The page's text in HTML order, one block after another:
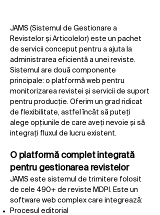
JAMS (Sistemul de Gestionare a
Revistelor și Articolelor) este un pachet
de servicii conceput pentru a ajuta la
administrarea eficientă a unei reviste.
Sistemul are două componente
principale: o platformă web pentru
monitorizarea revistei și servicii de suport
pentru producție. Oferim un grad ridicat
de flexibilitate, astfel încât să puteți
alege opțiunile de care aveți nevoie și să
integrați fluxul de lucru existent.
O platformă complet integrată
pentru gestionarea revistelor
JAMS este sistemul de trimitere folosit
de cele 490+ de reviste MDPI. Este un
software web complex care integrează:
Procesul editorial